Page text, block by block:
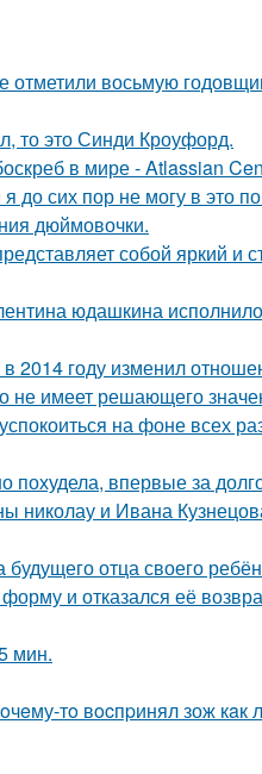
восьмую
то это Синди Кроуфорд.
в мире - Atlassian
сих пор не могу в это
дюймовочки.
собой яркий и
юдашкина
2014 году изменил
не имеет решающего
на фоне всех
похудела, впервые за
николау и Ивана
отца своего
и отказался её
мин.
тo вocпpинял зож кaк